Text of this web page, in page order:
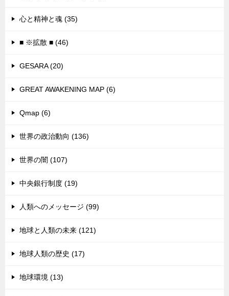
心と精神と魂 (35)
■ ※拡散 ■ (46)
GESARA (20)
GREAT AWAKENING MAP (6)
Qmap (6)
世界の政治動向 (136)
世界の闇 (107)
中央銀行制度 (19)
人類へのメッセージ (99)
地球と人類の未来 (121)
地球人類の歴史 (17)
地球環境 (13)